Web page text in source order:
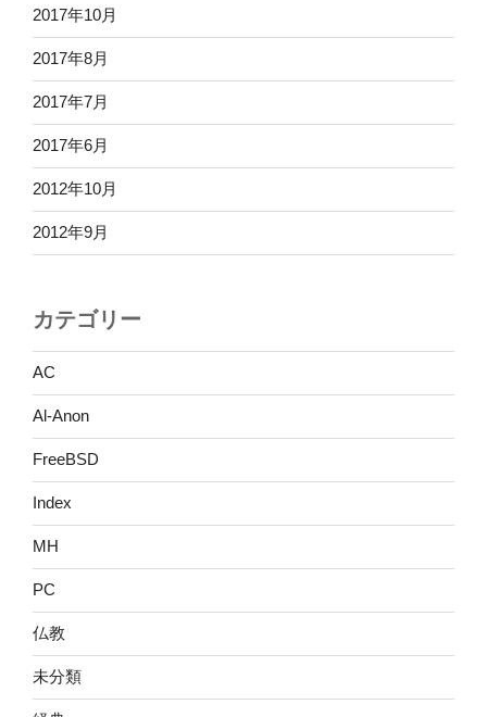
2017年10月
2017年8月
2017年7月
2017年6月
2012年10月
2012年9月
カテゴリー
AC
Al-Anon
FreeBSD
Index
MH
PC
仏教
未分類